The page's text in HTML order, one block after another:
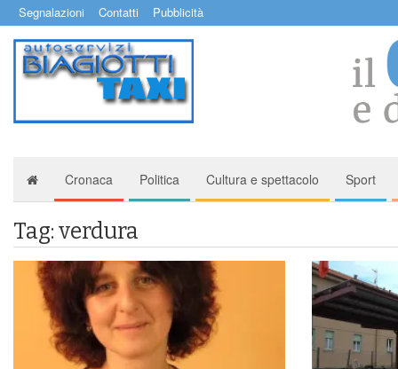
Segnalazioni Contatti Pubblicità
Cronaca Politica Cultura e spettacolo Sport
Tag: verdura